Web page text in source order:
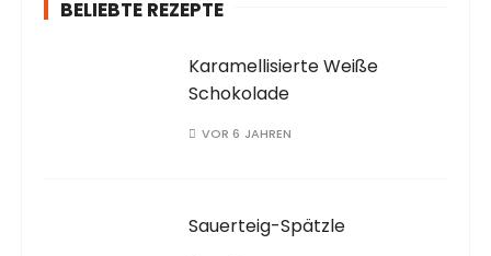
BELIEBTE REZEPTE
Karamellisierte Weiße
Schokolade
VOR 6 JAHREN
Sauerteig-Spätzle